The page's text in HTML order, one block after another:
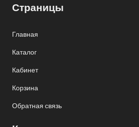
Страницы
Главная
Каталог
Кабинет
Корзина
Обратная связь